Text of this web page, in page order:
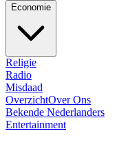
Economie
Religie
Radio
Misdaad
OverzichtOver Ons
Bekende Nederlanders
Entertainment